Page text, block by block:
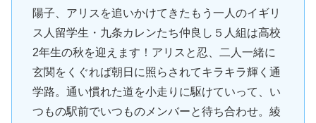
陽子、アリスを追いかけてきたもう一人のイギリ
ス人留学生・九条カレンたち仲良し５人組は高校
2年生の秋を迎えます！アリスと忍、二人一緒に
玄関をくぐれば朝日に照らされてキラキラ輝く通
学路。通い慣れた道を小走りに駆けていって、い
つもの駅前でいつものメンバーと待ち合わせ。綾